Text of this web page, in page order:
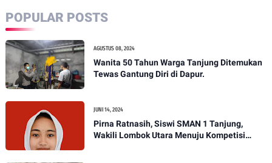
POPULAR POSTS
AGUSTUS 08, 2024
Wanita 50 Tahun Warga Tanjung Ditemukan
Tewas Gantung Diri di Dapur.
JUNI 14, 2024
Pirna Ratnasih, Siswi SMAN 1 Tanjung,
Wakili Lombok Utara Menuju Kompetisi